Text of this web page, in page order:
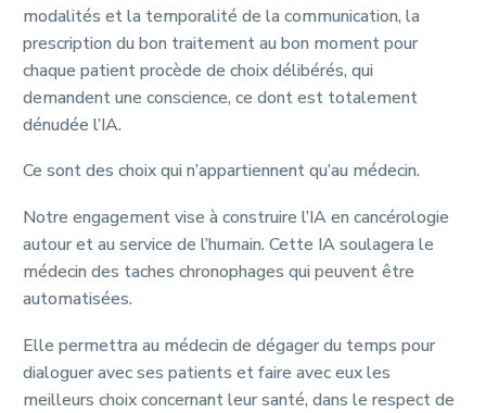
modalités et la temporalité de la communication, la
prescription du bon traitement au bon moment pour
chaque patient procède de choix délibérés, qui
demandent une conscience, ce dont est totalement
dénudée l’IA.
Ce sont des choix qui n’appartiennent qu’au médecin.
Notre engagement vise à construire l’IA en cancérologie
autour et au service de l’humain. Cette IA soulagera le
médecin des taches chronophages qui peuvent être
automatisées.
Elle permettra au médecin de dégager du temps pour
dialoguer avec ses patients et faire avec eux les
meilleurs choix concernant leur santé, dans le respect de